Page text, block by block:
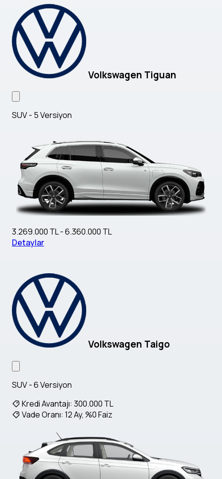
Volkswagen Tiguan
SUV - 5 Versiyon
3.269.000 TL - 6.360.000 TL
Detaylar
Volkswagen Taigo
SUV - 6 Versiyon
Kredi Avantajı: 300.000 TL
Vade Oranı: 12 Ay, %0 Faiz